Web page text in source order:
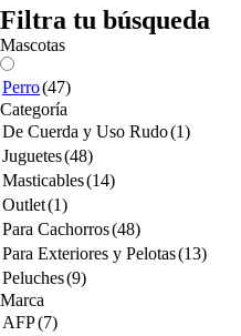
Filtra tu búsqueda
Mascotas
Perro(47)
Categoría
De Cuerda y Uso Rudo(1)
Juguetes(48)
Masticables(14)
Outlet(1)
Para Cachorros(48)
Para Exteriores y Pelotas(13)
Peluches(9)
Marca
AFP(7)